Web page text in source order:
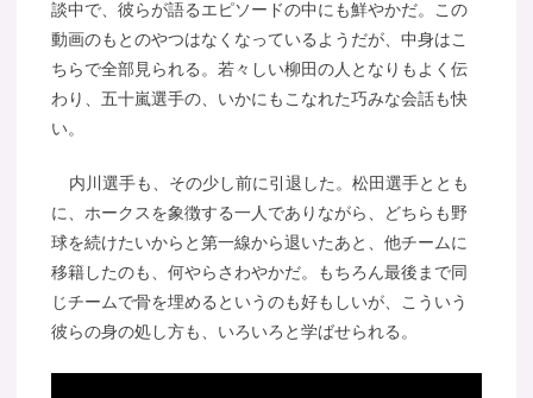
談中で、彼らが語るエピソードの中にも鮮やかだ。この
動画のもとのやつはなくなっているようだが、中身はこ
ちらで全部見られる。若々しい柳田の人となりもよく伝
わり、五十嵐選手の、いかにもこなれた巧みな会話も快
い。
内川選手も、その少し前に引退した。松田選手ととも
に、ホークスを象徴する一人でありながら、どちらも野
球を続けたいからと第一線から退いたあと、他チームに
移籍したのも、何やらさわやかだ。もちろん最後まで同
じチームで骨を埋めるというのも好もしいが、こういう
彼らの身の処し方も、いろいろと学ばせられる。